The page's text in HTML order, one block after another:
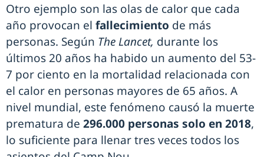
Otro ejemplo son las olas de calor que cada
año provocan el fallecimiento de más
personas. Según The Lancet, durante los
últimos 20 años ha habido un aumento del 53-
7 por ciento en la mortalidad relacionada con
el calor en personas mayores de 65 años. A
nivel mundial, este fenómeno causó la muerte
prematura de 296.000 personas solo en 2018,
lo suficiente para llenar tres veces todos los